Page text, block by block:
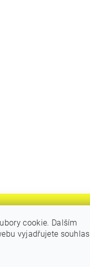
cookie. Dalším
vyjadřujete souhlas